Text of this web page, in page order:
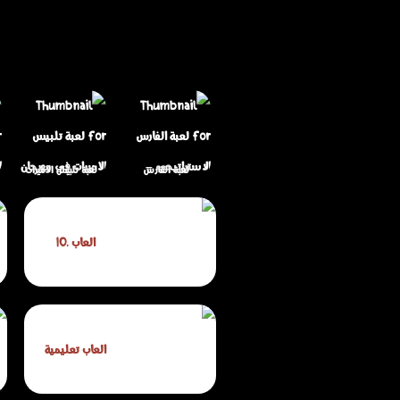
لعبة تلبيس الأميرات
في مهرجان
وأزياء على طريقتك
لعبة الفارس
الاستراتيجي –
العاب .IO
العاب تعليمية